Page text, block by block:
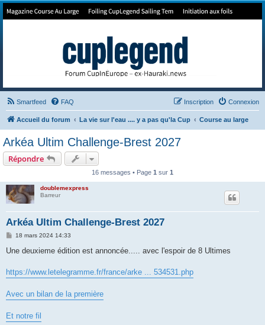
Forum de Cup In Europe
Smartfeed FAQ Connexion
Inscription
Accueil du forum La vie sur l'eau .... y a pas qu'la Cup Course au large
Arkéa Ultim Challenge-Brest 2027
Répondre
16 messages • Page 1 sur 1
doublemexpress
Barreur
Arkéa Ultim Challenge-Brest 2027
M
s
g
e
18 mars 2024 14:33
Une deuxieme édition est annoncée..... avec l'espoir de 8 Ultimes
https://www.letelegramme.fr/france/arke ... 534531.php
Avec un bilan de la première
Et notre fil